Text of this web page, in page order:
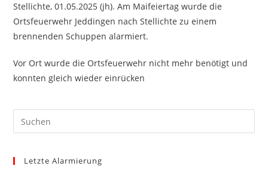
Stellichte, 01.05.2025 (jh). Am Maifeiertag wurde die
Ortsfeuerwehr Jeddingen nach Stellichte zu einem
brennenden Schuppen alarmiert.
Vor Ort wurde die Ortsfeuerwehr nicht mehr benötigt und
konnten gleich wieder einrücken
Letzte Alarmierung